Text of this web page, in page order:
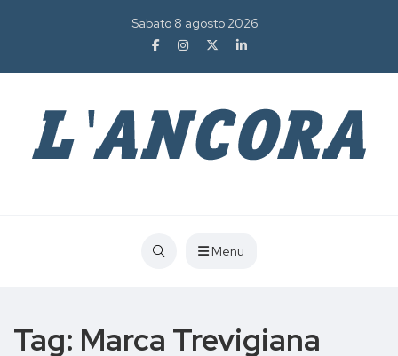
Sabato 8 agosto 2026
Menu
Tag: Marca Trevigiana